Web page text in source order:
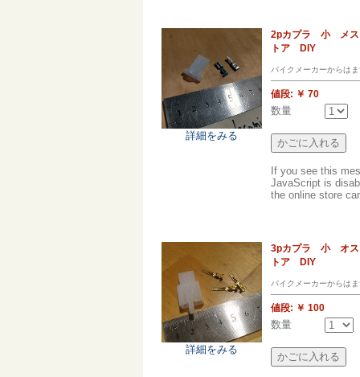
詳細をみる
2pカプラ 小 メ
トア DIY
バイクメーカーからは
値段: ￥ 70
数量
If you see this
JavaScript is
the online store
詳細をみる
3pカプラ 小 オ
トア DIY
バイクメーカーからは
値段: ￥ 100
数量